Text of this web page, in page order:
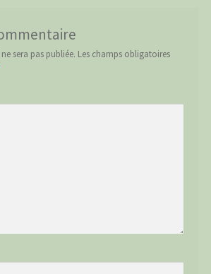
sera pas publiée. Les champs obligatoires